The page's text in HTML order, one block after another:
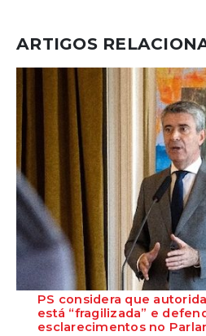
ARTIGOS
PS considera que
está “fragilizada” e
esclarecimentos no